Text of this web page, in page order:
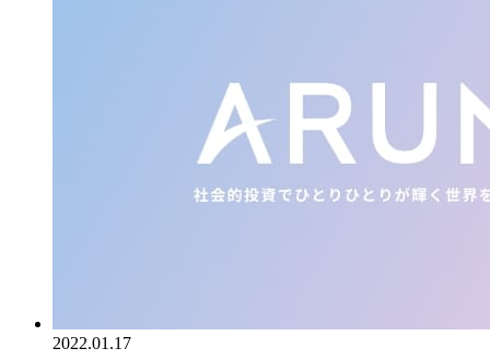
2022.01.17